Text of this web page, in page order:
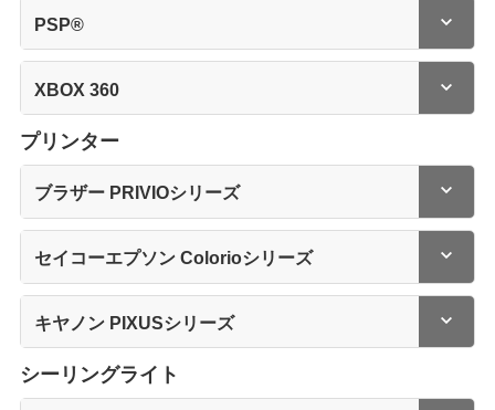
PSP®
XBOX 360
プリンター
ブラザー PRIVIOシリーズ
セイコーエプソン Colorioシリーズ
キヤノン PIXUSシリーズ
シーリングライト